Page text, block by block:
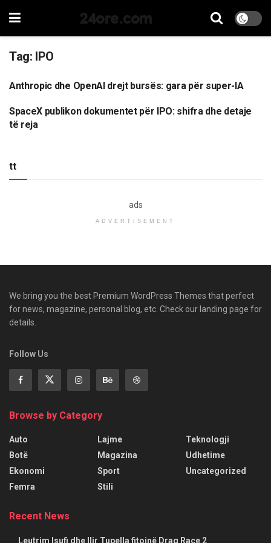
24ore.com
Tag: IPO
EKONOMI
Anthropic dhe OpenAI drejt bursës: gara për super-IA
EKONOMI
SpaceX publikon dokumentet për IPO: shifra dhe detaje
të reja
tt
ads
ADVERTISEMENT
We bring you the best Premium WordPress Themes that perfect
for news, magazine, personal blog, etc. Check our landing page for
details.
Follow Us
Browse by Category
Auto
Botë
Ekonomi
Femra
Lajme
Magazina
Sport
Stili
Teknologji
Udhetime
Uncategorized
Recent News
Leutrim Isufi dhe Ilir Tupella fitojnë Drag Race 2